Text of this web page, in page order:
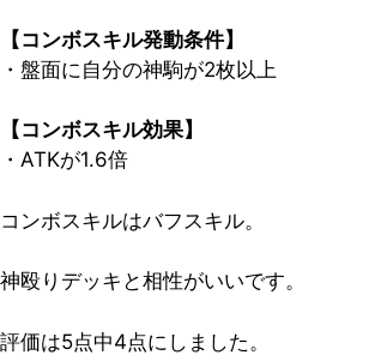
【コンボスキル発動条件】
・盤面に自分の神駒が2枚以上
【コンボスキル効果】
・ATKが1.6倍
コンボスキルはバフスキル。
神殴りデッキと相性がいいです。
評価は5点中4点にしました。